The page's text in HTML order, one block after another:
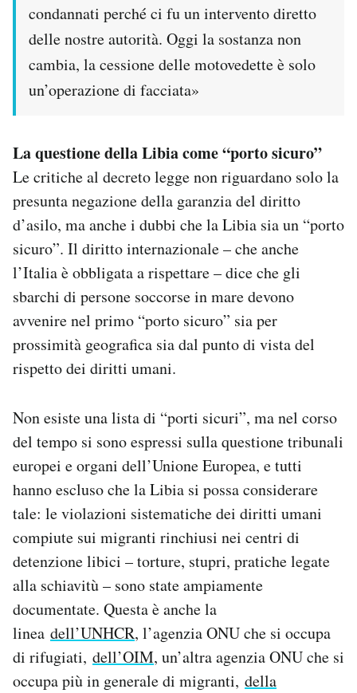
condannati perché ci fu un intervento diretto
delle nostre autorità. Oggi la sostanza non
cambia, la cessione delle motovedette è solo
un’operazione di facciata»
La questione della Libia come “porto sicuro”
Le critiche al decreto legge non riguardano solo la
presunta negazione della garanzia del diritto
d’asilo, ma anche i dubbi che la Libia sia un “porto
sicuro”. Il diritto internazionale – che anche
l’Italia è obbligata a rispettare – dice che gli
sbarchi di persone soccorse in mare devono
avvenire nel primo “porto sicuro” sia per
prossimità geografica sia dal punto di vista del
rispetto dei diritti umani.
Non esiste una lista di “porti sicuri”, ma nel corso
del tempo si sono espressi sulla questione tribunali
europei e organi dell’Unione Europea, e tutti
hanno escluso che la Libia si possa considerare
tale: le violazioni sistematiche dei diritti umani
compiute sui migranti rinchiusi nei centri di
detenzione libici – torture, stupri, pratiche legate
alla schiavitù – sono state ampiamente
documentate. Questa è anche la
linea dell’UNHCR, l’agenzia ONU che si occupa
di rifugiati, dell’OIM, un’altra agenzia ONU che si
occupa più in generale di migranti, della